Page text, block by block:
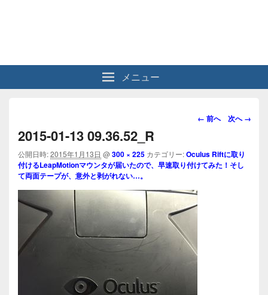
メニュー
画
ビ
ゲ
シ
ョ
← 前へ 次へ →
2015-01-13 09.36.52_R
公開日時:2015年1月13日 @300 × 225 カテゴリー:Oculus Riftに取り
付けるLeapMotionマウンタが届いたので、早速取り付けてみた！そし
て両面テープが、意外と剥がれない…。